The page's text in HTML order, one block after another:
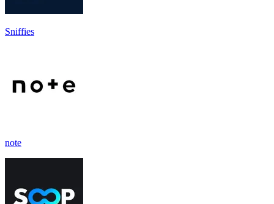
Sniffies
note